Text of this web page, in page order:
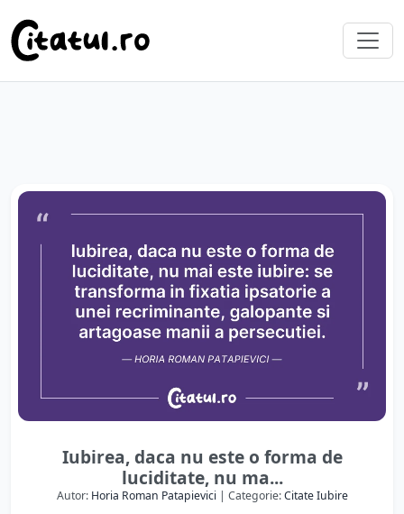
Iubirea, daca nu este o forma de
luciditate, nu ma...
Autor: Horia Roman Patapievici| Categorie:Citate Iubire